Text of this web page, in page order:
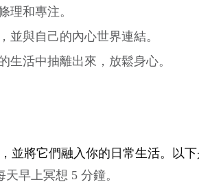
理和專注。
並與自己的內心世界連結。
活中抽離出來，放鬆身心。
將它們融入你的日常生活。以下
早上冥想 5 分鐘。